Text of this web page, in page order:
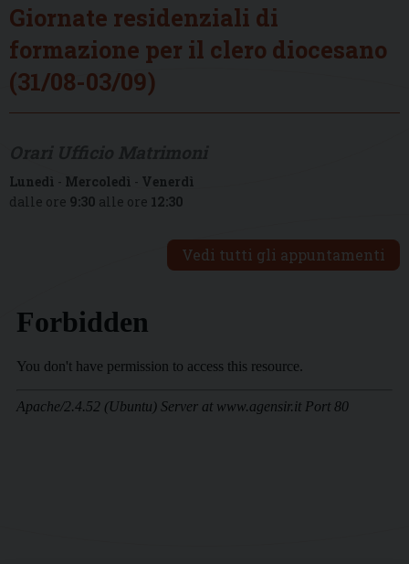
Giornate residenziali di
formazione per il clero diocesano
(31/08-03/09)
Lunedì - Mercoledì - Venerdì
dalle ore 9:30 alle ore 12:30
Vedi tutti gli appuntamenti